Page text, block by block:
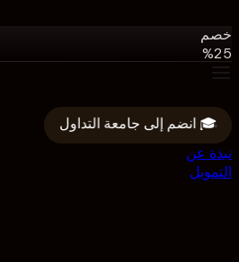
خصم
25%
البرامج.
الرمز:
250M
🎓 انضم إلى جامعة التداول
نبذة عن
التمويل